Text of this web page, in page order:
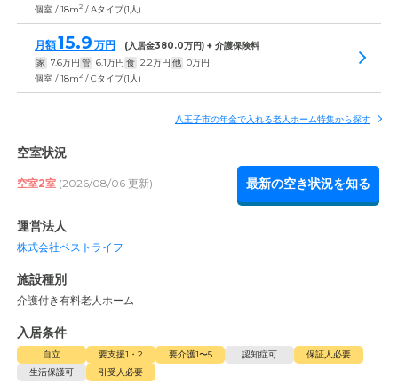
個室 / 18m2 / Aタイプ(1人)
月額15.9 万円 (入居金380.0万円) + 介護保険料
家 7.6万円 管 6.1万円 食 2.2万円 他 0万円
個室 / 18m2 / Cタイプ(1人)
八王子市の年金で入れる老人ホーム特集から探す
空室状況
空室2室 (2026/08/06 更新) 最新の空き状況を知る
運営法人
株式会社ベストライフ
施設種別
介護付き有料老人ホーム
入居条件
自立 要支援1・2 要介護1〜5 認知症可
保証人必要
生活保護可
引受人必要